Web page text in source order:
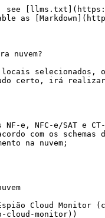
see
as
nuvem?
locais
certo, irá realizar
e, NFC-e/SAT e
com os schemas
na nuvem;
Cloud Monitor
cloud-monitor))